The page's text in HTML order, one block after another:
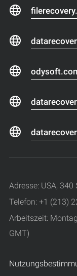
Adresse: USA,
Telefon: +1 (213)
Arbeitszeit:
GMT)